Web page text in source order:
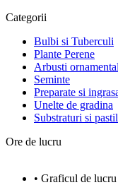
Categorii
Bulbi si Tuberculi
Plante Perene
Arbusti
Seminte
Preparate si
Unelte de gradina
Substraturi si
Ore de lucru
• Graficul de